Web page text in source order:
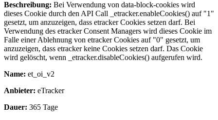
Beschreibung: Bei Verwendung von data-block-cookies wird
dieses Cookie durch den API Call _etracker.enableCookies() auf "1"
gesetzt, um anzuzeigen, dass etracker Cookies setzen darf. Bei
Verwendung des etracker Consent Managers wird dieses Cookie im
Falle einer Ablehnung von etracker Cookies auf "0" gesetzt, um
anzuzeigen, dass etracker keine Cookies setzen darf. Das Cookie
wird gelöscht, wenn _etracker.disableCookies() aufgerufen wird.
Name: et_oi_v2
Anbieter: eTracker
Dauer: 365 Tage